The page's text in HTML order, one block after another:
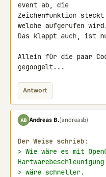
event ab, die
Zeichenfunktion
welche aufgerufen
Das klappt auch, ist
Allein für die paar
gegoogelt...
Antwort
AB Andreas B.(andreasb)
Der Weise schrieb:
> Wie wäre es mit
> wäre schneller.